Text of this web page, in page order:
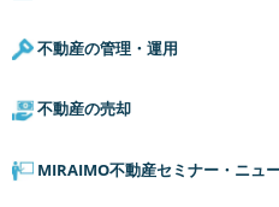
不動産の管理・運用
不動産の売却
MIRAIMO不動産セミナー・ニュ